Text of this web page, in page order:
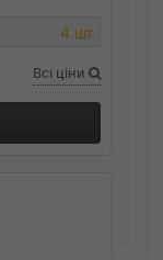
4 шт.
Всі ціни